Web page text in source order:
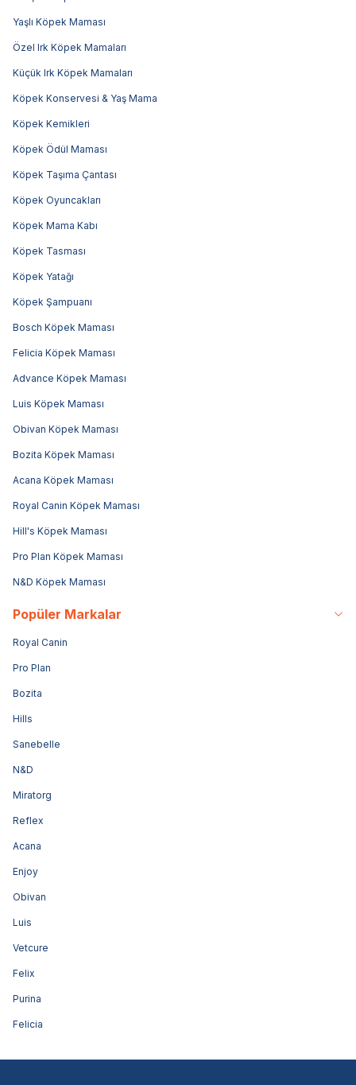
Yaşlı Köpek Maması
Özel Irk Köpek Mamaları
Küçük Irk Köpek Mamaları
Köpek Konservesi & Yaş Mama
Köpek Kemikleri
Köpek Ödül Maması
Köpek Taşıma Çantası
Köpek Oyuncakları
Köpek Mama Kabı
Köpek Tasması
Köpek Yatağı
Köpek Şampuanı
Bosch Köpek Maması
Felicia Köpek Maması
Advance Köpek Maması
Luis Köpek Maması
Obivan Köpek Maması
Bozita Köpek Maması
Acana Köpek Maması
Royal Canin Köpek Maması
Hill's Köpek Maması
Pro Plan Köpek Maması
N&D Köpek Maması
Popüler Markalar
Royal Canin
Pro Plan
Bozita
Hills
Sanebelle
N&D
Miratorg
Reflex
Acana
Enjoy
Obivan
Luis
Vetcure
Felix
Purina
Felicia